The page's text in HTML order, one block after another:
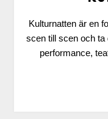
Kulturnatten är en
scen till scen och ta
performance,